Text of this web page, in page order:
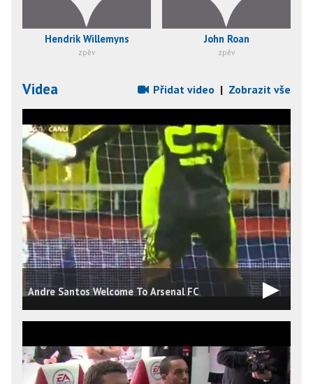
Hendrik Willemyns
zpěv
John Roan
zpěv
Videa Přidat video | Zobrazit vše
Andre Santos Welcome To Arsenal FC